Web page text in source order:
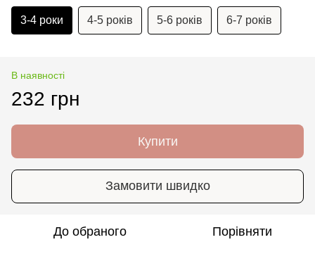
3-4 роки 4-5 років 5-6 років 6-7 років
В наявності
232 грн
Купити
Замовити швидко
До обраного Порівняти